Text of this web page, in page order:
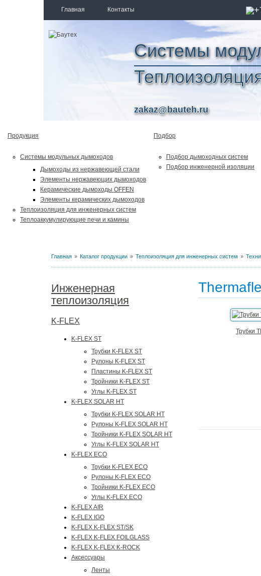
Главная Контакты
Системы
zakaz@bauteh.ru
Продукция
Системы модульных дымоходов
Дымоходы из нержавеющей стали
Элементы нержавеющих дымоходов
Керамические дымоходы OFFEN
Элементы керамических дымоходов
Теплоизоляция для инженерных систем
Теплоаккумулирующие печи и камины
Подбор
Подбор дымоходных систем
Подбор инженерной изоляции
Главная Каталог продукции Теплоизоляция для инженерных систем
Инженерная
теплоизоляция
K-FLEX
K-FLEX ST
Трубки K-FLEX ST
Рулоны K-FLEX ST
Пластины K-FLEX ST
Тройники K-FLEX ST
Углы K-FLEX ST
K-FLEX SOLAR HT
Трубки K-FLEX SOLAR HT
Рулоны K-FLEX SOLAR HT
Тройники K-FLEX SOLAR HT
Углы K-FLEX SOLAR HT
K-FLEX ECO
Трубки K-FLEX ECO
Рулоны K-FLEX ECO
Тройники K-FLEX ECO
Углы K-FLEX ECO
K-FLEX AIR
K-FLEX IGO
K-FLEX K-FLEX ST/SK
K-FLEX K-FLEX FOILGLASS
K-FLEX K-FLEX K-ROCK
Аксессуары
Ленты
Трубки